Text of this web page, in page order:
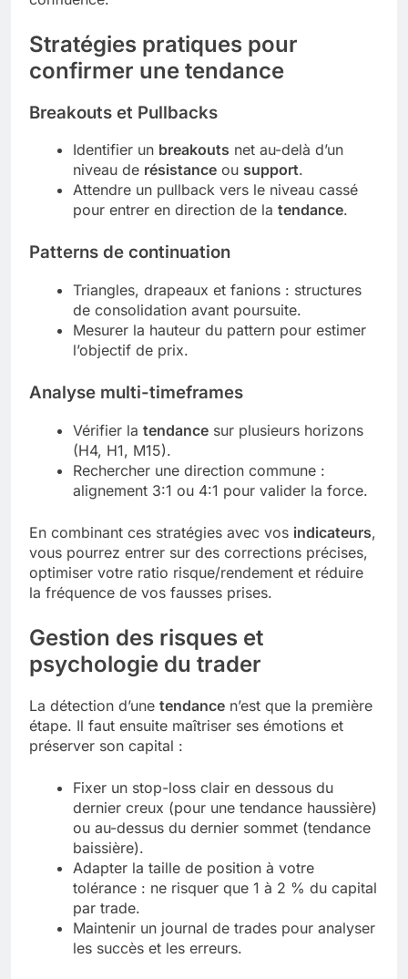
Stratégies pratiques pour
confirmer une tendance
Breakouts et Pullbacks
Identifier un breakouts net au-delà d’un
niveau de résistance ou support.
Attendre un pullback vers le niveau cassé
pour entrer en direction de la tendance.
Patterns de continuation
Triangles, drapeaux et fanions : structures
de consolidation avant poursuite.
Mesurer la hauteur du pattern pour estimer
l’objectif de prix.
Analyse multi-timeframes
Vérifier la tendance sur plusieurs horizons
(H4, H1, M15).
Rechercher une direction commune :
alignement 3:1 ou 4:1 pour valider la force.
En combinant ces stratégies avec vos indicateurs,
vous pourrez entrer sur des corrections précises,
optimiser votre ratio risque/rendement et réduire
la fréquence de vos fausses prises.
Gestion des risques et
psychologie du trader
La détection d’une tendance n’est que la première
étape. Il faut ensuite maîtriser ses émotions et
préserver son capital :
Fixer un stop-loss clair en dessous du
dernier creux (pour une tendance haussière)
ou au-dessus du dernier sommet (tendance
baissière).
Adapter la taille de position à votre
tolérance : ne risquer que 1 à 2 % du capital
par trade.
Maintenir un journal de trades pour analyser
les succès et les erreurs.